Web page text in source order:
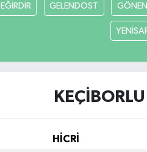
EĞİRDİR GELENDOST GÖNEN
HİCRİ